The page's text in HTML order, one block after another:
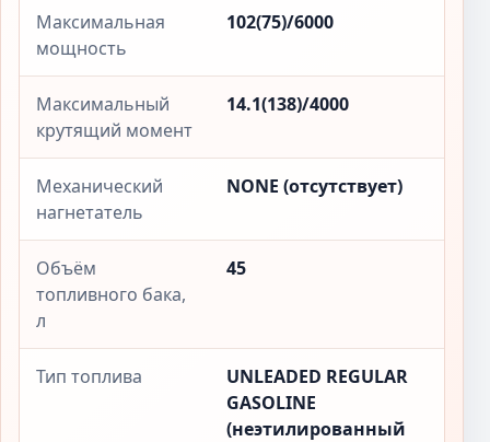
Максимальная
мощность
102(75)/6000
Максимальный
крутящий момент
14.1(138)/4000
Механический
нагнетатель
NONE (отсутствует)
Объём
топливного бака,
л
45
Тип топлива
UNLEADED REGULAR
GASOLINE
(неэтилированный